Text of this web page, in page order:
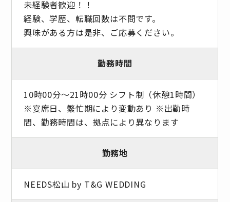
未経験者歓迎！！
経験、学歴、転職回数は不問です。
興味がある方は是非、ご応募ください。
勤務時間
10時00分〜21時00分 シフト制（休憩1時間）
※宴席日、繁忙期により変動あり ※出勤時
間、勤務時間は、拠点により異なります
勤務地
NEEDS松山 by T&G WEDDING